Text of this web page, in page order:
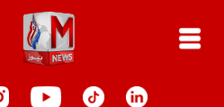
content